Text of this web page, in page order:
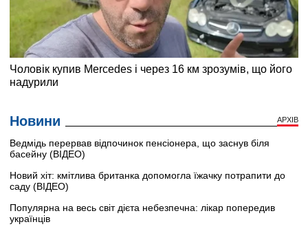
Новини АРХІВ
Ведмідь перервав відпочинок пенсіонера, що заснув біля
басейну (ВІДЕО)
Новий хіт: кмітлива британка допомогла їжачку потрапити до
саду (ВІДЕО)
Популярна на весь світ дієта небезпечна: лікар попередив
українців